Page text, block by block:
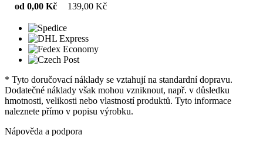
od 0,00 Kč 139,00 Kč
* Tyto doručovací náklady se vztahují na standardní dopravu.
Dodatečné náklady však mohou vzniknout, např. v důsledku
hmotnosti, velikosti nebo vlastností produktů. Tyto informace
naleznete přímo v popisu výrobku.
Nápověda a podpora